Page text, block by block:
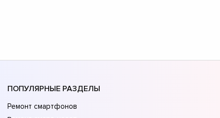
ПОПУЛЯРНЫЕ РАЗДЕЛЫ
Ремонт смартфонов